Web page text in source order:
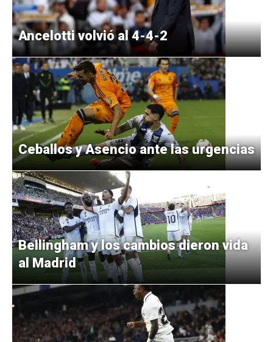
Ancelotti volvió al 4-4-2
Ceballos y Asencio ante las urgencias
Bellingham y los cambios dieron vida
al Madrid